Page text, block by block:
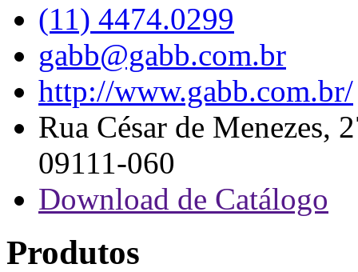
(11) 4474.0299
gabb@gabb.com.br
http://www.gabb.com.br/
Rua César de Menezes,
09111-060
Download de Catálogo
Produtos